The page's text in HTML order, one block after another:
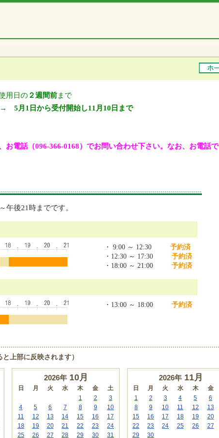
用日の ２週間前まで
5月1日から受付開始し11月10日まで
電話（096-366-0168）でお問い合わせ下さい。なお、お電話で
後21時までです。
・ 9:00 ～ 12:30
予約済
・12:30 ～ 17:30
予約済
・18:00 ～ 21:00
予約済
・13:00 ～ 18:00 予約済
上部に反映されます）
2026年 10月
日 月 火 水 木 金
土
1
2
3
4
5 6 7 8 9
10
11
12 13 14 15 16
17
18
19 20 21 22 23
24
25
26 27 28 29 30 31
2026年 11月
日 月 火 水 木 金
1
2 3 4 5 6
8
9 10 11 12 13
15
16 17 18 19 20
22
23 24 25 26 27
29
30